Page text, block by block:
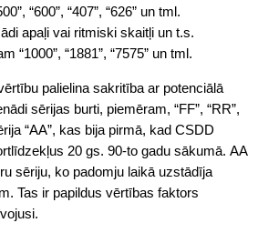
“600”, “407”, “626” un tml.
apaļi vai ritmiski skaitļi un t.s.
“1000”, “1881”, “7575” un tml.
palielina sakritība ar potenciālā
sērijas burti, piemēram, “FF”, “RR”,
“AA”, kas bija pirmā, kad CSDD
20 gs. 90-to gadu sākumā. AA
sēriju, ko padomju laikā uzstādīja
Tas ir papildus vērtības faktors